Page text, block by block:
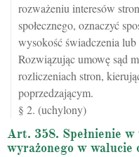
rozważeniu interesów
społecznego, oznaczyć
wysokość świadczenia
Rozwiązując umowę sąd
rozliczeniach stron,
poprzedzającym.
§ 2. (uchylony)
Art. 358. Spełnienie
wyrażonego w walucie